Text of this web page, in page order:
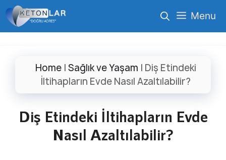
İçeriğe
atla
Menu
Home| Sağlık ve Yaşam | Diş Etindeki
İltihapların Evde Nasıl Azaltılabilir?
Diş Etindeki İltihapların Evde
Nasıl Azaltılabilir?